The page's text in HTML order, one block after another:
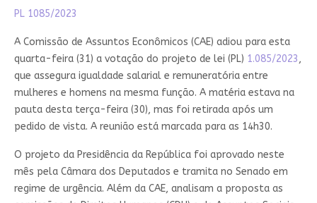
PL 1085/2023
A Comissão de Assuntos Econômicos (CAE) adiou para esta
quarta-feira (31) a votação do projeto de lei (PL) 1.085/2023,
que assegura igualdade salarial e remuneratória entre
mulheres e homens na mesma função. A matéria estava na
pauta desta terça-feira (30), mas foi retirada após um
pedido de vista. A reunião está marcada para as 14h30.
O projeto da Presidência da República foi aprovado neste
mês pela Câmara dos Deputados e tramita no Senado em
regime de urgência. Além da CAE, analisam a proposta as